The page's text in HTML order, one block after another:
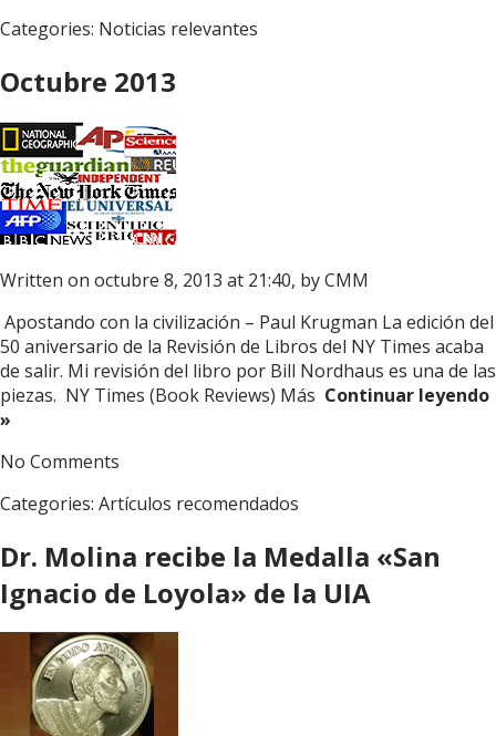
Categories: Noticias relevantes
Octubre 2013
Written on octubre 8, 2013 at 21:40, byCMM
Apostando con la civilización – Paul Krugman La edición del
50 aniversario de la Revisión de Libros del NY Times acaba
de salir. Mi revisión del libro por Bill Nordhaus es una de las
piezas. NY Times (Book Reviews) Más Continuar leyendo
»
No Comments
Categories: Artículos recomendados
Dr. Molina recibe la Medalla «San
Ignacio de Loyola» de la UIA